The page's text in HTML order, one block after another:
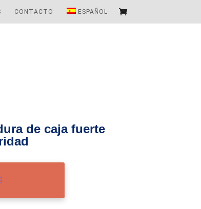
CONTACTO ESPAÑOL
de caja fuerte